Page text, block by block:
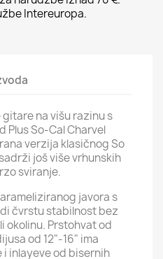
Intereuropa.
na višu razinu s
Plus So-Cal Charvel
verzija klasičnog So
još više vrhunskih
sviranje.
javora s
čvrstu stabilnost bez
okolinu. Prstohvat od
od 12"-16" ima
inlayeve od bisernih